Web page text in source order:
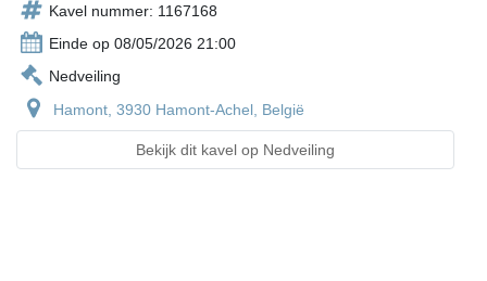
Kavel nummer: 1167168
Einde op 08/05/2026 21:00
Nedveiling
Hamont, 3930 Hamont-Achel, België
Bekijk dit kavel op Nedveiling